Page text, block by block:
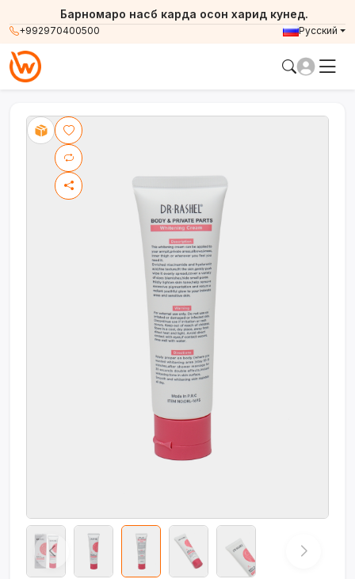
+992970400500
Барномаро насб карда осон харид кунед.
Русский